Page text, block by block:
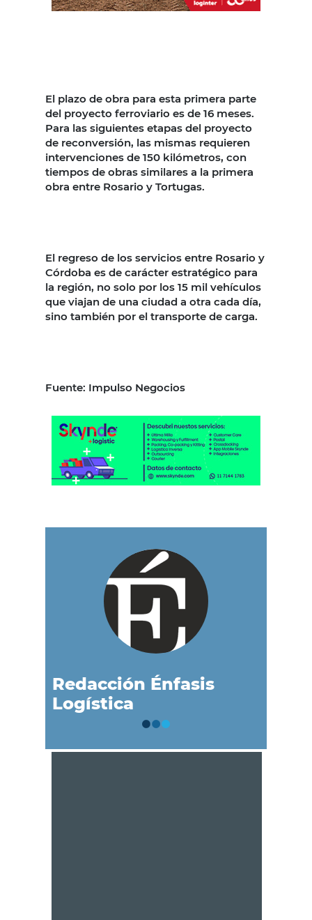
El plazo de obra para esta primera parte
del proyecto ferroviario es de 16 meses.
Para las siguientes etapas del proyecto
de reconversión, las mismas requieren
intervenciones de 150 kilómetros, con
tiempos de obras similares a la primera
obra entre Rosario y Tortugas.
El regreso de los servicios entre Rosario y
Córdoba es de carácter estratégico para
la región, no solo por los 15 mil vehículos
que viajan de una ciudad a otra cada día,
sino también por el transporte de carga.
Fuente: Impulso Negocios
Redacción Énfasis
Logística